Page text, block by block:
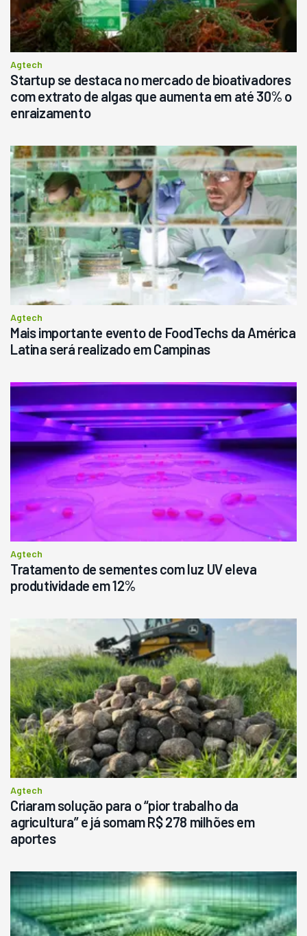
Consultar
Agtech
Startup se destaca no mercado de bioativadores
com extrato de algas que aumenta em até 30% o
enraizamento
Agtech
Mais importante evento de FoodTechs da América
Latina será realizado em Campinas
Agtech
Tratamento de sementes com luz UV eleva
produtividade em 12%
Agtech
Criaram solução para o “pior trabalho da
agricultura” e já somam R$ 278 milhões em
aportes